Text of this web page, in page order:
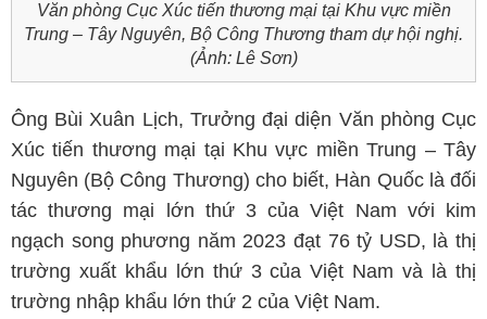
Văn phòng Cục Xúc tiến thương mại tại Khu vực miền
Trung – Tây Nguyên, Bộ Công Thương tham dự hội nghị.
(Ảnh: Lê Sơn)
Ông Bùi Xuân Lịch, Trưởng đại diện Văn phòng Cục
Xúc tiến thương mại tại Khu vực miền Trung – Tây
Nguyên (Bộ Công Thương) cho biết, Hàn Quốc là đối
tác thương mại lớn thứ 3 của Việt Nam với kim
ngạch song phương năm 2023 đạt 76 tỷ USD, là thị
trường xuất khẩu lớn thứ 3 của Việt Nam và là thị
trường nhập khẩu lớn thứ 2 của Việt Nam.